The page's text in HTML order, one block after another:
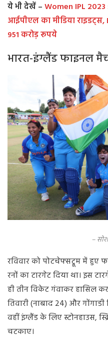
ये भी देखें –Women IPL
आईपीएल का मीडिया
951 करोड़ रूपये
भारत-इंग्लैंड फाइनल
फोटो
–
रविवार को पोटचेफ्सट्रूम में हुए
रनों का टारगेट दिया था। इस
ही तीन विकेट गंवाकर हासिल
तिवारी (नाबाद 24) और
वहीं इंग्लैंड के लिए स्टोनहाउस,
चटकाए।